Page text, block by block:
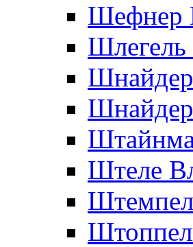
Шефнер
Шлегель
Штеле